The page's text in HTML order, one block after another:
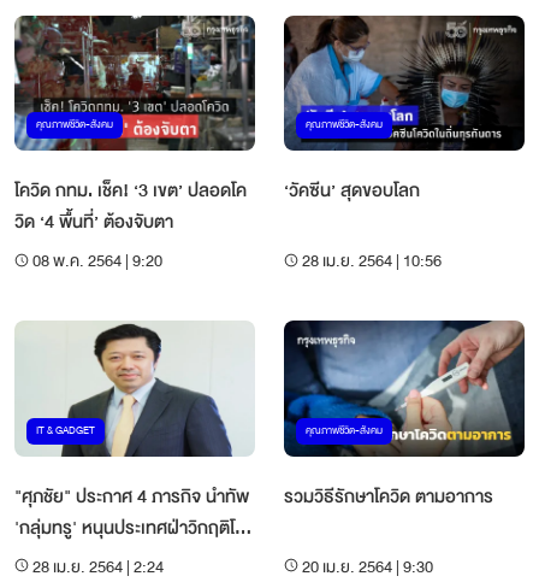
คุณภาพชีวิต-สังคม
โควิด กทม. เช็ค! ‘3 เขต’ ปลอดโค
วิด ‘4 พื้นที่’ ต้องจับตา
08 พ.ค. 2564 | 9:20
คุณภาพชีวิต-สังคม
‘วัคซีน’ สุดขอบโลก
28 เม.ย. 2564 | 10:56
IT & GADGET
"ศุภชัย" ประกาศ 4 ภารกิจ นำทัพ
'กลุ่มทรู' หนุนประเทศฝ่าวิกฤติโค
วิด28 เม.ย. 2564 | 2:24
คุณภาพชีวิต-สังคม
รวมวิธีรักษาโควิด ตามอาการ
20 เม.ย. 2564 | 9:30